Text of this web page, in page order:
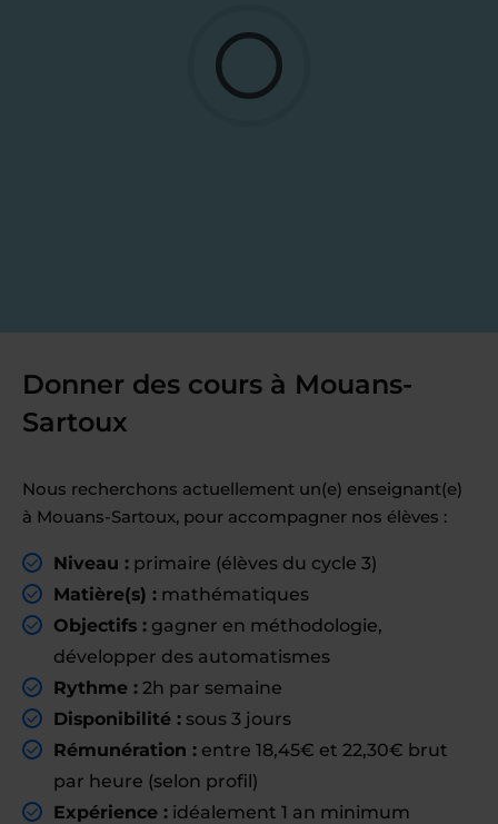
Donner des cours à Mouans-
Sartoux
Nous recherchons actuellement un(e) enseignant(e)
à Mouans-Sartoux, pour accompagner nos élèves :
Niveau : primaire (élèves du cycle 3)
Matière(s) : mathématiques
Objectifs : gagner en méthodologie,
développer des automatismes
Rythme : 2h par semaine
Disponibilité : sous 3 jours
Rémunération : entre 18,45€ et 22,30€ brut
par heure (selon profil)
Expérience : idéalement 1 an minimum